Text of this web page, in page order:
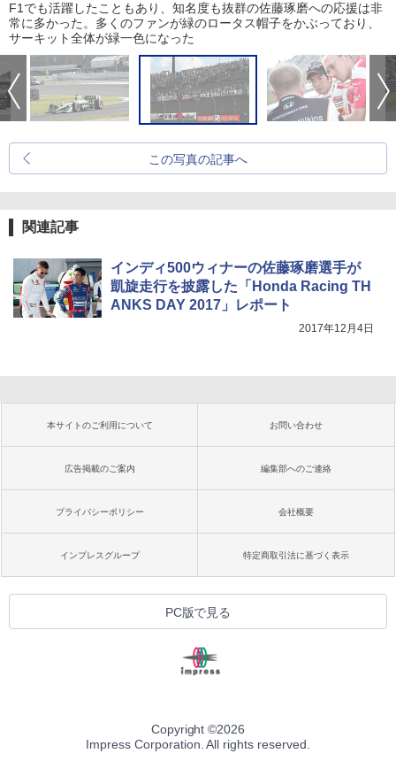
F1でも活躍したこともあり、知名度も抜群の佐藤琢磨への応援は非
常に多かった。多くのファンが緑のロータス帽子をかぶっており、
サーキット全体が緑一色になった
この写真の記事へ
関連記事
インディ500ウィナーの佐藤琢磨選手が
凱旋走行を披露した「Honda Racing TH
ANKS DAY 2017」レポート
2017年12月4日
本サイトのご利用について お問い合わせ
広告掲載のご案内 編集部へのご連絡
プライバシーポリシー 会社概要
インプレスグループ 特定商取引法に基づく表示
PC版で見る
Copyright ©2026
Impress Corporation. All rights reserved.